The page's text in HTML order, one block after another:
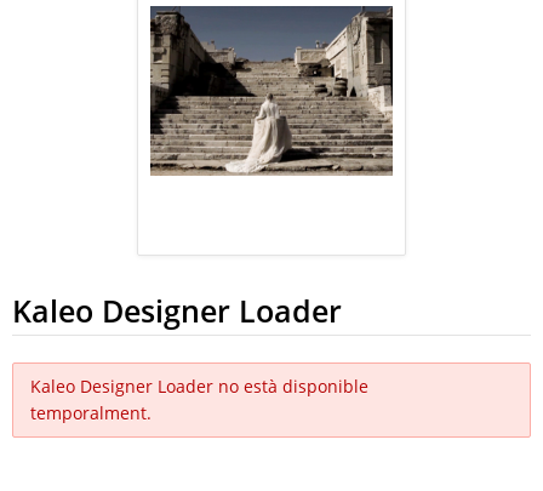
Kaleo Designer Loader
Kaleo Designer Loader no està disponible
temporalment.